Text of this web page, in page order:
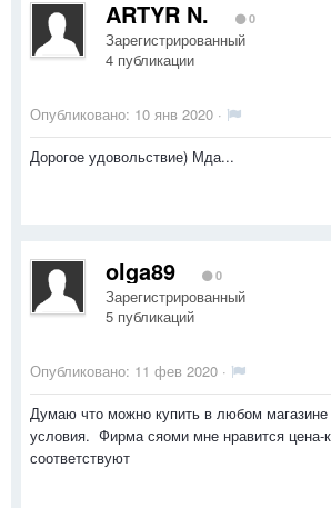
ARTYR N. 0
Зарегистрированный
4 публикации
Опубликовано: 10 янв 2020 ·
Дорогое удовольствие) Мда...
olga89 0
Зарегистрированный
5 публикаций
Опубликовано: 11 фев 2020 ·
Думаю что можно купить в любом магазине
условия. Фирма сяоми мне нравится цена-
соответствуют